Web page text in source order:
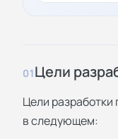
01Цели
Цели
в следующем: